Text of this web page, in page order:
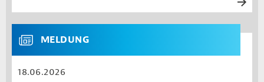
MELDUNG
18.06.2026